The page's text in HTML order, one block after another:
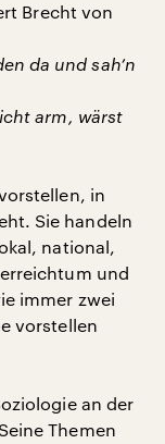
Brecht von
da und sah’n
arm, wärst
in
Sie handeln
national,
und
immer zwei
vorstellen
an der
Themen